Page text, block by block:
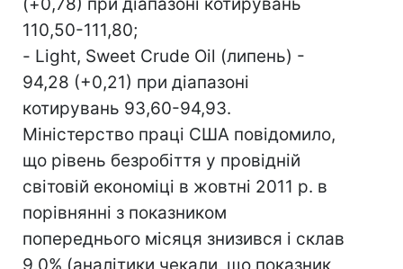
110,50-111,80;
- Light, Sweet Crude Oil (липень) -
94,28 (+0,21) при діапазоні
котирувань 93,60-94,93.
Міністерство праці США повідомило,
що рівень безробіття у провідній
світовій економіці в жовтні 2011 р. в
порівнянні з показником
попереднього місяця знизився і склав